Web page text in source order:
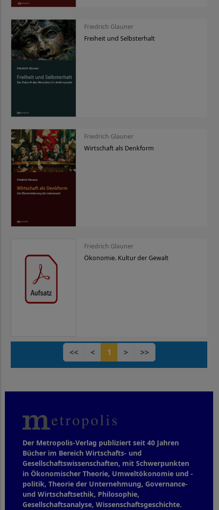
Friedrich Glauner
Freiheit und Selbsterhalt
Friedrich Glauner
Wirtschaft als Denkform
Friedrich Glauner
Ökonomie. Kultur der Gewalt
<< < 1 > >>
Der Metropolis-Verlag publiziert seit 40 Jahren
Bücher im Bereich Wirtschafts- und
Gesellschaftswissenschaften, mit Schwerpunkten
in Ökonomischer Theorie, Umweltökonomie und -
politik, Theorie der Unternehmung, Governance-
und Wirtschaftsethik, Philosophie,
Gesellschaftsanalyse, Wissenschaftsgeschichte.